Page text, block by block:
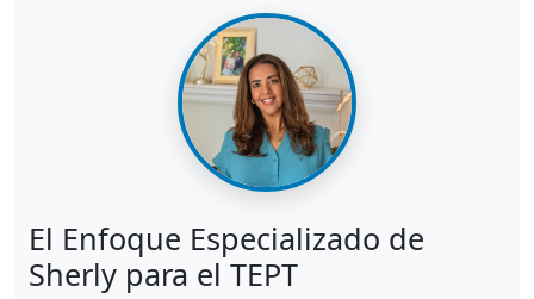
El Enfoque Especializado de
Sherly para el TEPT